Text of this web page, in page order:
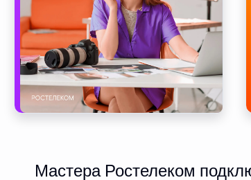
Мастера Ростелеком